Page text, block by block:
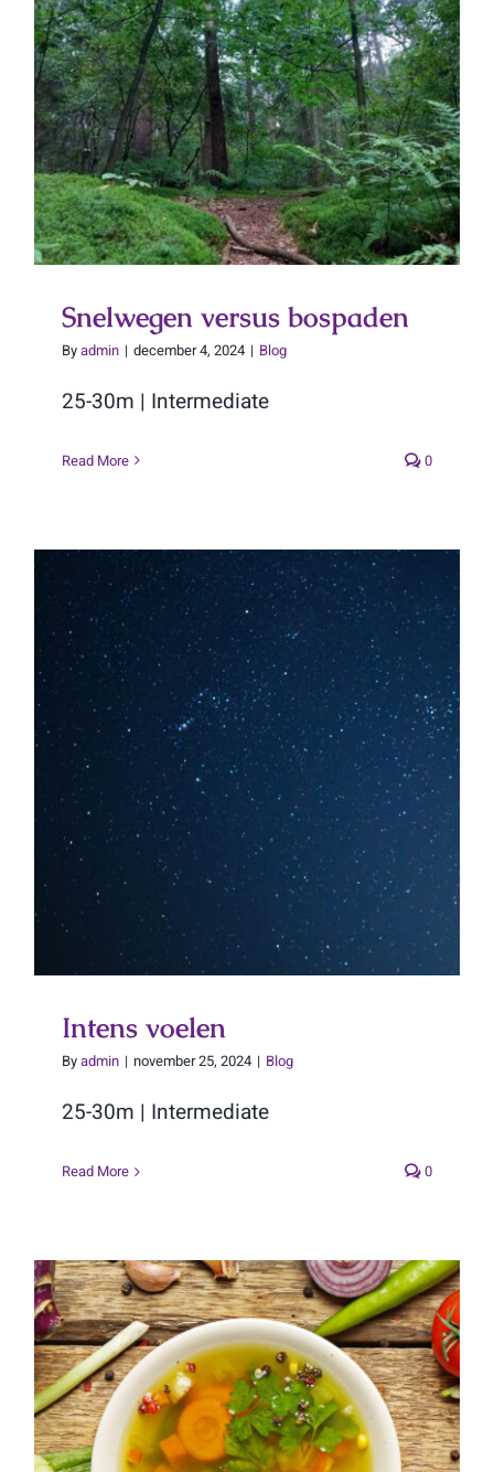
Snelwegen versus bospaden
Snelwegen versus bospaden
Byadmin | december 4, 2024 | Blog
25-30m | Intermediate
Read More 0
Intens voelen
Intens voelen
Byadmin | november 25, 2024 | Blog
25-30m | Intermediate
Read More 0